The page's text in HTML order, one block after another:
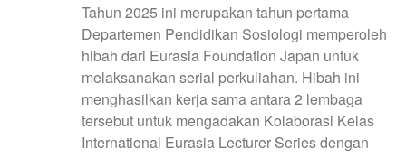
Tahun 2025 ini merupakan tahun pertama
Departemen Pendidikan Sosiologi memperoleh
hibah dari Eurasia Foundation Japan untuk
melaksanakan serial perkuliahan. Hibah ini
menghasilkan kerja sama antara 2 lembaga
tersebut untuk mengadakan Kolaborasi Kelas
International Eurasia Lecturer Series dengan